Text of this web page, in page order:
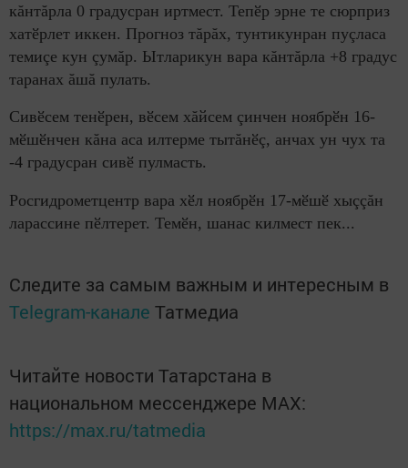
кăнтăрла 0 градусран иртмест. Тепӗр эрне те сюрприз
хатӗрлет иккен. Прогноз тăрăх, тунтикунран пуçласа
темиçе кун çумăр. Ытларикун вара кăнтăрла +8 градус
таранах ăшă пулать.
Сивӗсем тенӗрен, вӗсем хăйсем çинчен ноябрӗн 16-
мӗшӗнчен кăна аса илтерме тытăнӗç, анчах ун чух та
-4 градусран сивӗ пулмасть.
Росгидрометцентр вара хӗл ноябрӗн 17-мӗшӗ хыççăн
ларассине пӗлтерет. Темӗн, шанас килмест пек...
Следите за самым важным и интересным в
Telegram-канале Татмедиа
Читайте новости Татарстана в
национальном мессенджере MАХ:
https://max.ru/tatmedia